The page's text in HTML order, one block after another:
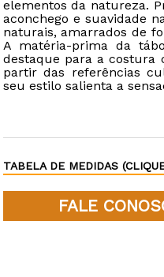
elementos da natureza.
aconchego e suavidade
naturais, amarrados de
A matéria-prima da
destaque para a costura
partir das referências
seu estilo salienta a
TABELA DE MEDIDAS
FALE